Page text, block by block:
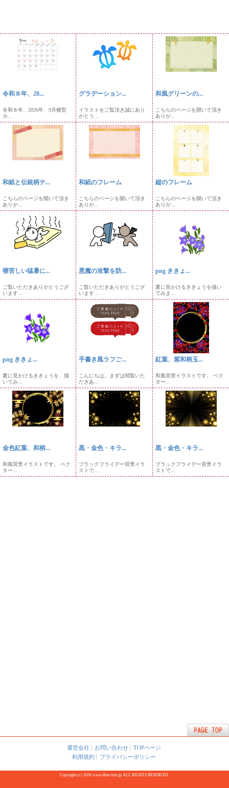
令和８年、20...
令和８年、2026年、9月横型
カ...
グラデーション...
イラストをご覧頂き誠にあり
がとう...
和風グリーンの...
こちらのページを開いて頂き
ありが...
和紙と伝統柄テ...
こちらのページを開いて頂き
ありが...
和紙のフレーム
こちらのページを開いて頂き
ありが...
縦のフレーム
こちらのページを開いて頂き
ありが...
寝苦しい猛暑に...
ご覧いただきありがとうござ
います...
悪魔の攻撃を防...
ご覧いただきありがとうござ
います...
png ききょ...
夏に見かけるききょうを描い
てみま...
png ききょ...
夏に見かけるききょうを、描
いてみ...
手書き風ラフご...
こんにちは。まずは閲覧いた
だきあ...
紅葉、紫和柄玉...
和風背景イラストです。 ベク
ター...
金色紅葉、和柄...
和風背景イラストです。 ベク
ター...
黒・金色・キラ...
ブラックフライデー背景イラ
ストで...
黒・金色・キラ...
ブラックフライデー背景イラ
ストで...
運営会社 お問い合わせ
TOPページ
利用規約
プライバシーポリシー
Copyright (c) 2026 www.illust-box.jp ALL RIGHTS RESERVED.